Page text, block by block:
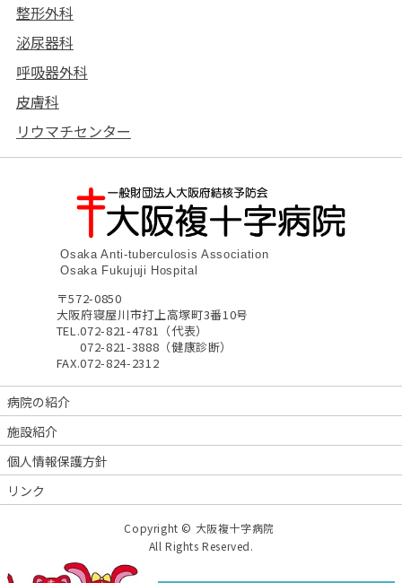
整形外科
泌尿器科
呼吸器外科
皮膚科
リウマチセンター
Osaka Anti-tuberculosis Association
Osaka Fukujuji Hospital
〒572-0850
大阪府寝屋川市打上高塚町3番10号
TEL.072-821-4781（代表）
072-821-3888（健康診断）
FAX.072-824-2312
病院の紹介
施設紹介
個人情報保護方針
リンク
Copyright © 大阪複十字病院
All Rights Reserved.